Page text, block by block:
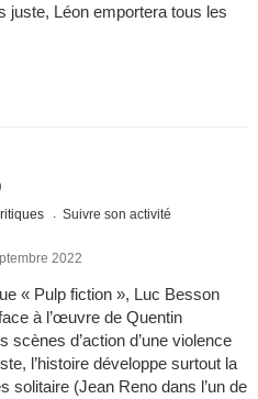
juste, Léon emportera tous les
Suivre son activité
2022
« Pulp fiction », Luc Besson
à l’œuvre de Quentin
scènes d’action d’une violence
l’histoire développe surtout la
solitaire (Jean Reno dans l’un de